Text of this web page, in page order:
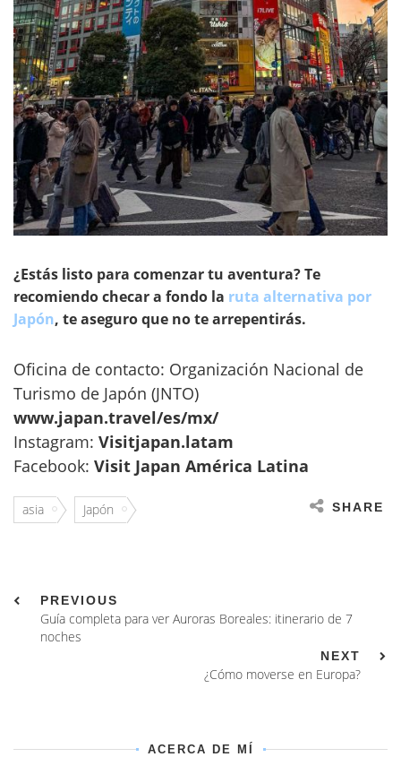
¿Estás listo para comenzar tu aventura? Te
recomiendo checar a fondo la ruta alternativa por
Japón, te aseguro que no te arrepentirás.
Oficina de contacto: Organización Nacional de
Turismo de Japón (JNTO)
www.japan.travel/es/mx/
Instagram: Visitjapan.latam
Facebook: Visit Japan América Latina
asia Japón SHARE
PREVIOUS
Guía completa para ver Auroras Boreales: itinerario de 7
noches
NEXT
¿Cómo moverse en Europa?
ACERCA DE MÍ